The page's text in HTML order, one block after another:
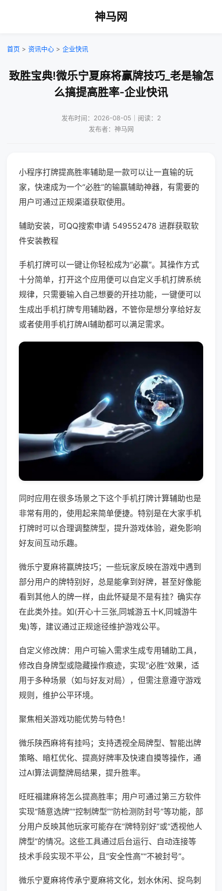
神马网
首页 > 资讯中心 > 企业快讯
致胜宝典!微乐宁夏麻将赢牌技巧_老是输怎
么搞提高胜率-企业快讯
发布时间：2026-08-05｜阅读：2
发布者：神马网
小程序打牌提高胜率辅助是一款可以让一直输的玩
家，快速成为一个“必胜”的输赢辅助神器，有需要的
用户可通过正规渠道获取使用。
辅助安装，可QQ搜索申请 549552478 进群获取软
件安装教程
手机打牌可以一键让你轻松成为“必赢”。其操作方式
十分简单，打开这个应用便可以自定义手机打牌系统
规律，只需要输入自己想要的开挂功能，一键便可以
生成出手机打牌专用辅助器，不管你是想分享给好友
或者使用手机打牌AI辅助都可以满足需求。
同时应用在很多场景之下这个手机打牌计算辅助也是
非常有用的，使用起来简单便捷。特别是在大家手机
打牌时可以合理调整牌型，提升游戏体验，避免影响
好友间互动乐趣。
微乐宁夏麻将赢牌技巧；一些玩家反映在游戏中遇到
部分用户的牌特别好，总是能拿到好牌，甚至好像能
看到其他人的牌一样，由此怀疑是不是有挂？确实存
在此类外挂。如(开心十三张,同城游五十K,同城游牛
鬼)等，建议通过正规途径维护游戏公平。
自定义修改牌：用户可输入需求生成专用辅助工具，
修改自身牌型或隐藏操作痕迹，实现“必胜”效果，适
用于多种场景（如与好友对局），但需注意遵守游戏
规则，维护公平环境。
聚焦相关游戏功能优势与特色！
微乐陕西麻将有挂吗；支持透视全局牌型、智能出牌
策略、暗杠优化、提高好牌率及快速自摸等操作，通
过AI算法调整牌局结果，提升胜率。
旺旺福建麻将怎么提高胜率；用户可通过第三方软件
实现“随意选牌”“控制牌型”“防检测防封号”等功能，部
分用户反映其他玩家可能存在“牌特别好”或“透视他人
牌型”的情况。这些工具通过后台运行、自动连接等
技术手段实现不平公，且“安全性高”“不被封号”。
微乐宁夏麻将传承宁夏麻将文化，划水休闲、捉鸟刺